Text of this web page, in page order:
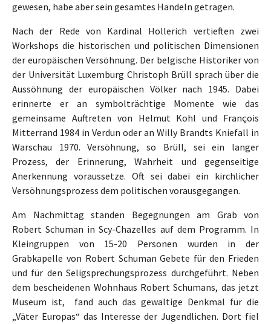
gewesen, habe aber sein gesamtes Handeln getragen.
Nach der Rede von Kardinal Hollerich vertieften zwei
Workshops die historischen und politischen Dimensionen
der europäischen Versöhnung. Der belgische Historiker von
der Universität Luxemburg Christoph Brüll sprach über die
Aussöhnung der europäischen Völker nach 1945. Dabei
erinnerte er an symbolträchtige Momente wie das
gemeinsame Auftreten von Helmut Kohl und François
Mitterrand 1984 in Verdun oder an Willy Brandts Kniefall in
Warschau 1970. Versöhnung, so Brüll, sei ein langer
Prozess, der Erinnerung, Wahrheit und gegenseitige
Anerkennung voraussetze. Oft sei dabei ein kirchlicher
Versöhnungsprozess dem politischen vorausgegangen.
Am Nachmittag standen Begegnungen am Grab von
Robert Schuman in Scy-Chazelles auf dem Programm. In
Kleingruppen von 15-20 Personen wurden in der
Grabkapelle von Robert Schuman Gebete für den Frieden
und für den Seligsprechungsprozess durchgeführt. Neben
dem bescheidenen Wohnhaus Robert Schumans, das jetzt
Museum ist, fand auch das gewaltige Denkmal für die
„Väter Europas“ das Interesse der Jugendlichen. Dort fiel